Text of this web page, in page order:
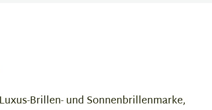
Brillen- und Sonnenbrillenmarke,